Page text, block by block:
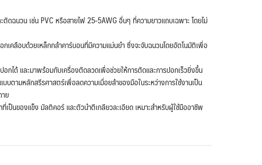
ฉนวน เช่น PVC หรือสายไฟ 25-5AWG อื่นๆ ที่ความยาวแถบเฉพาะ โดยไม่
เคลือบด้วยเหล็กกล้าคาร์บอนที่มีความแม่นยำ ซึ่งจะจับฉนวนโดยอัตโนมัติเพื่อ
ได้ และมาพร้อมกับเครื่องตัดลวดเพื่อช่วยให้การตัดและการปอกเร็วยิ่งขึ้น
ามหลักสรีรศาสตร์เพื่อลดความเมื่อยล้าของมือในระหว่างการใช้งานเป็น
ย
ป็นของแข็ง มัลติคอร์ และตัวนำตีเกลียวละเอียด เหมาะสำหรับผู้ใช้มืออาชีพ